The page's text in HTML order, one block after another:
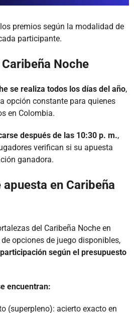
premios según la modalidad de
participante.
Noche
se realiza todos los días del año,
opción constante para quienes
en Colombia.
después de las 10:30 p. m.,
verifican si su apuesta
ganadora.
en Caribeña
del Caribeña Noche en
opciones de juego disponibles,
según el presupuesto
encuentran:
(superpleno): acierto exacto en